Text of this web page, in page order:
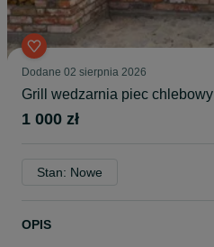
Dodane 02 sierpnia 2026
Grill wedzarnia piec chlebowy
1 000 zł
Stan: Nowe
OPIS